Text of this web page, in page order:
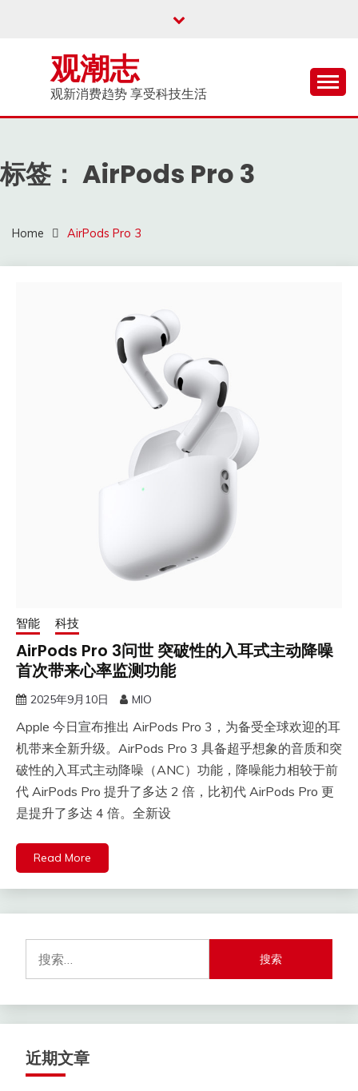
观潮志
观新消费趋势 享受科技生活
标签： AirPods Pro 3
Home AirPods Pro 3
智能 科技
AirPods Pro 3问世 突破性的入耳式主动降噪
首次带来心率监测功能
2025年9月10日 MIO
Apple 今日宣布推出 AirPods Pro 3，为备受全球欢迎的耳
机带来全新升级。AirPods Pro 3 具备超乎想象的音质和突
破性的入耳式主动降噪（ANC）功能，降噪能力相较于前
代 AirPods Pro 提升了多达 2 倍，比初代 AirPods Pro 更
是提升了多达 4 倍。全新设
Read More
索：
近期文章